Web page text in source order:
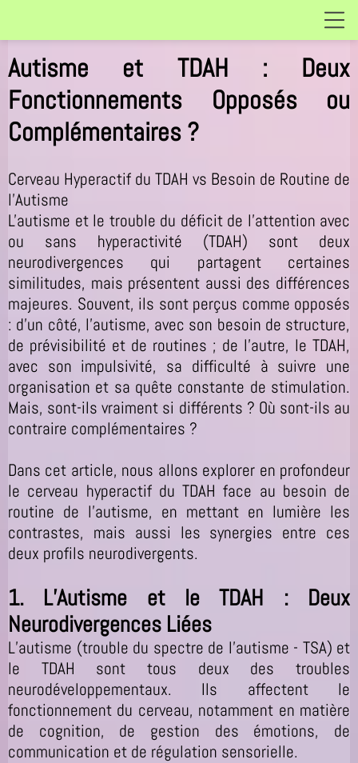
Autisme et TDAH : Deux
Fonctionnements Opposés ou
Complémentaires ?
Cerveau Hyperactif du TDAH vs Besoin de Routine de
l’Autisme
L'autisme et le trouble du déficit de l’attention avec
ou sans hyperactivité (TDAH) sont deux
neurodivergences qui partagent certaines
similitudes, mais présentent aussi des différences
majeures. Souvent, ils sont perçus comme opposés
: d’un côté, l’autisme, avec son besoin de structure,
de prévisibilité et de routines ; de l’autre, le TDAH,
avec son impulsivité, sa difficulté à suivre une
organisation et sa quête constante de stimulation.
Mais, sont-ils vraiment si différents ? Où sont-ils au
contraire complémentaires ?
Dans cet article, nous allons explorer en profondeur
le cerveau hyperactif du TDAH face au besoin de
routine de l’autisme, en mettant en lumière les
contrastes, mais aussi les synergies entre ces
deux profils neurodivergents.
1. L’Autisme et le TDAH : Deux
Neurodivergences Liées
L’autisme (trouble du spectre de l’autisme - TSA) et
le TDAH sont tous deux des troubles
neurodéveloppementaux. Ils affectent le
fonctionnement du cerveau, notamment en matière
de cognition, de gestion des émotions, de
communication et de régulation sensorielle.